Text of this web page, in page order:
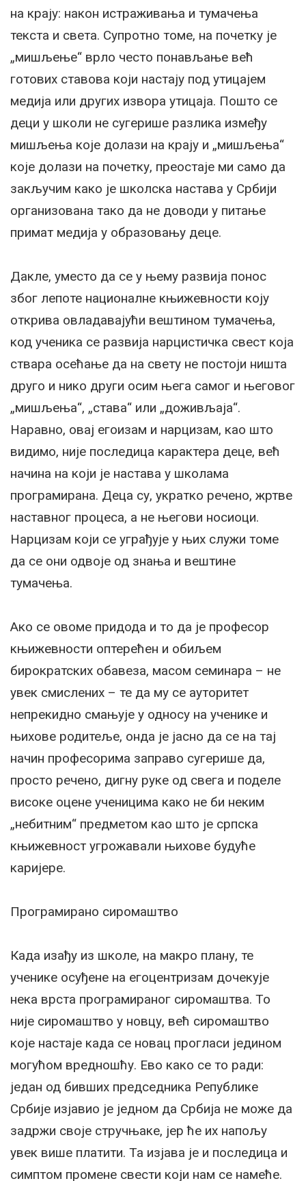
на крају: након истраживања и тумачења
текста и света. Супротно томе, на почетку је
„мишљење“ врло често понављање већ
готових ставова који настају под утицајем
медија или других извора утицаја. Пошто се
деци у школи не сугерише разлика између
мишљења које долази на крају и „мишљења“
које долази на почетку, преостаје ми само да
закључим како је школска настава у Србији
организована тако да не доводи у питање
примат медија у образовању деце.
Дакле, уместо да се у њему развија понос
због лепоте националне књижевности коју
открива овладавајући вештином тумачења,
код ученика се развија нарцистичка свест која
ствара осећање да на свету не постоји ништа
друго и нико други осим њега самог и његовог
„мишљења“, „става“ или „доживљаја“.
Наравно, овај егоизам и нарцизам, као што
видимо, није последица карактера деце, већ
начина на који је настава у школама
програмирана. Деца су, укратко речено, жртве
наставног процеса, а не његови носиоци.
Нарцизам који се уграђује у њих служи томе
да се они одвоје од знања и вештине
тумачења.
Ако се овоме придода и то да је професор
књижевности оптерећен и обиљем
бирократских обавеза, масом семинара – не
увек смислених – те да му се ауторитет
непрекидно смањује у односу на ученике и
њихове родитеље, онда је јасно да се на тај
начин професорима заправо сугерише да,
просто речено, дигну руке од свега и поделе
високе оцене ученицима како не би неким
„небитним“ предметом као што је српска
књижевност угрожавали њихове будуће
каријере.
Програмирано сиромаштво
Када изађу из школе, на макро плану, те
ученике осуђене на егоцентризам дочекује
нека врста програмираног сиромаштва. То
није сиромаштво у новцу, већ сиромаштво
које настаје када се новац прогласи једином
могућом вредношћу. Ево како се то ради:
један од бивших председника Републике
Србије изјавио је једном да Србија не може да
задржи своје стручњаке, јер ће их напољу
увек више платити. Та изјава је и последица и
симптом промене свести који нам се намеће.